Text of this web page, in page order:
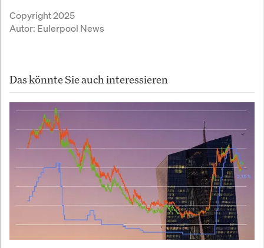
Copyright 2025
Autor: Eulerpool News
Das könnte Sie auch interessieren